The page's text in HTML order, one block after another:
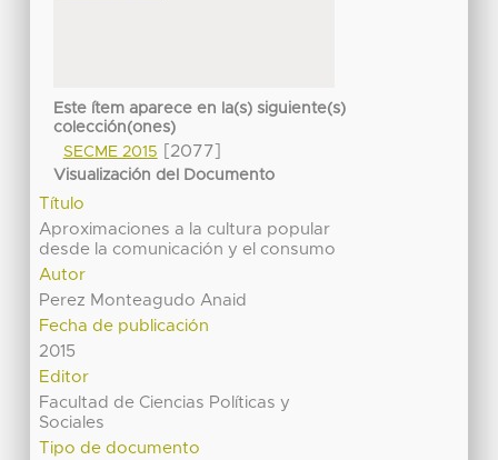
Este ítem aparece en la(s) siguiente(s)
colección(ones)
SECME 2015
[2077]
Visualización del Documento
Título
Aproximaciones a la cultura popular
desde la comunicación y el consumo
Autor
Perez Monteagudo Anaid
Fecha de publicación
2015
Editor
Facultad de Ciencias Políticas y
Sociales
Tipo de documento